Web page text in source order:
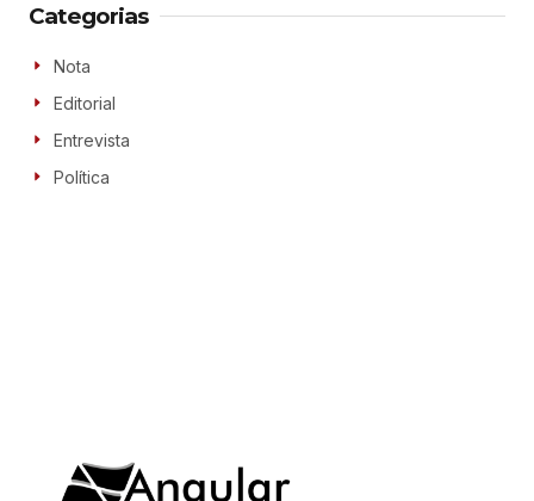
Categorias
Nota
Editorial
Entrevista
Política